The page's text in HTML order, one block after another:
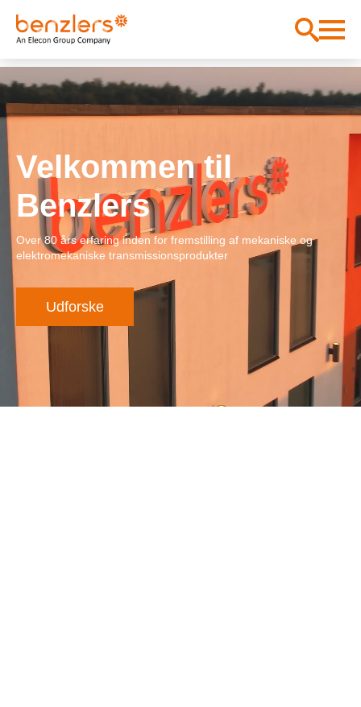
Velkommen til
Benzlers
Over 80 års erfaring inden for fremstilling af mekaniske og
elektromekaniske transmissionsprodukter
Udforske